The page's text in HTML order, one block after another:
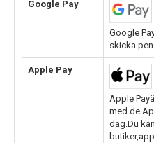
Google Pay
Google
skicka
Apple Pay
Apple
med de
dag.Du